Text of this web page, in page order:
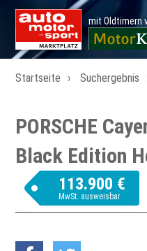
mit Oldtimern
Startseite Suchergebnis
PORSCHE
Black Edition
113.900 €
MwSt. ausweisbar